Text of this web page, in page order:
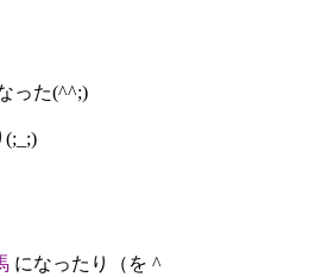
った(^^;)
になったり（を ^